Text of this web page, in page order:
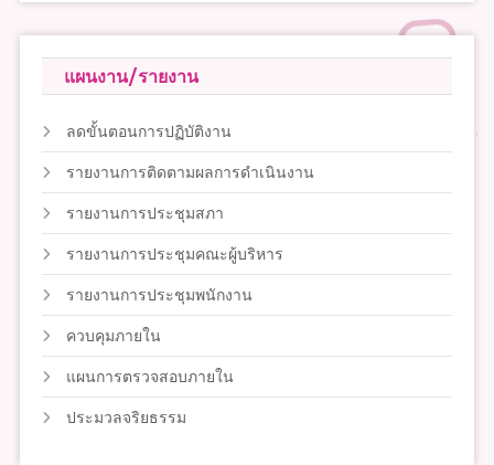
แผนงาน/รายงาน
ลดขั้นตอนการปฏิบัติงาน
รายงานการติดตามผลการดำเนินงาน
รายงานการประชุมสภา
รายงานการประชุมคณะผู้บริหาร
รายงานการประชุมพนักงาน
ควบคุมภายใน
แผนการตรวจสอบภายใน
ประมวลจริยธรรม